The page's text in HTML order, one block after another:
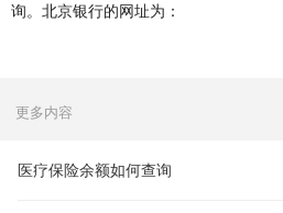
询。北京银行的网址为：
更多内容
医疗保险余额如何查询